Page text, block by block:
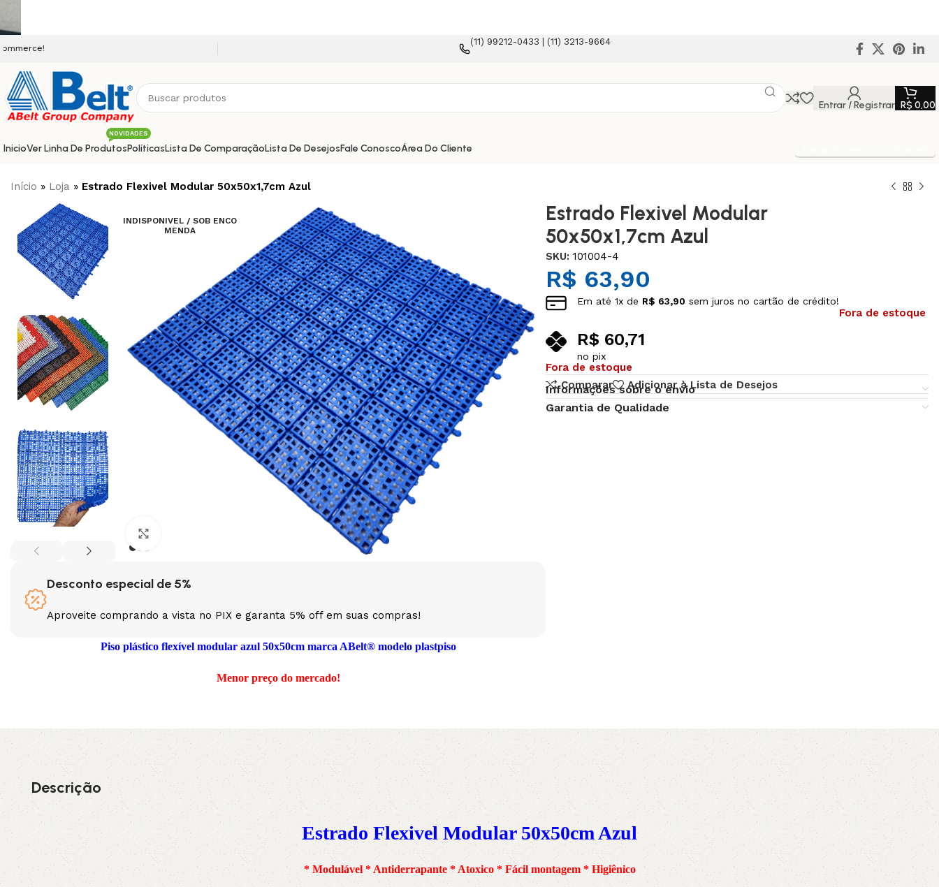
(11) 99212-0433 | (11) 3213-9664
Entrar / Registrar R$ 0,00
InicioVer Linha De Produtos
NOVIDADES
3VX 5V
CX D PJ PJ PK PK
PL SPA SPB SPZ
XPA XPB XPZ ZX
PolíticasLista De ComparaçãoLista De DesejosFale ConoscoÁrea Do Cliente
Início » Loja » Estrado Flexivel Modular 50x50x1,7cm Azul
INDISPONIVEL / SOB ENCO
MENDA
Desconto especial de 5%
Aproveite comprando a vista no PIX e garanta 5% off em suas compras!
Piso plástico flexível modular azul 50x50cm marca ABelt® modelo plastpiso
Menor preço do mercado!
Estrado Flexivel Modular
50x50x1,7cm Azul
SKU:101004-4
R$ 63,90
Em até1x de R$ 63,90 sem juros no cartão de crédito!
R$ 60,71
no pix
Fora de estoque
Fora de estoque
Comparar
Adicionar à Lista de Desejos
Informações sobre o envio
Garantia de Qualidade
Descrição
Estrado Flexivel Modular 50x50cm Azul
* Modulável * Antiderrapante * Atoxico * Fácil montagem * Higiênico